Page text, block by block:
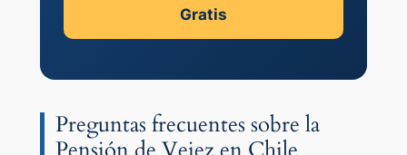
Gratis
Preguntas frecuentes sobre la